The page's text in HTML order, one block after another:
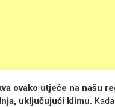
ovako utječe na našu
uključujući klimu.